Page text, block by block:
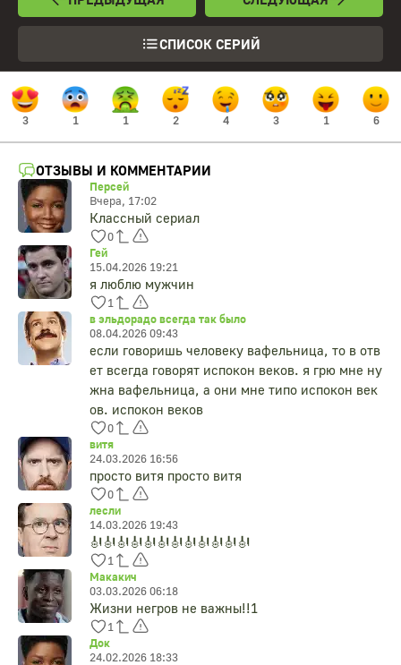
СПИСОК СЕРИЙ
3 1 1 2 4 3 1 6
ОТЗЫВЫ И КОММЕНТАРИИ
Персей
Вчера, 17:02
Классный сериал
0
Гей
15.04.2026 19:21
я люблю мужчин
1
в эльдорадо всегда так было
08.04.2026 09:43
если говоришь человеку вафельница, то в отв
ет всегда говорят испокон веков. я грю мне ну
жна вафельница, а они мне типо испокон век
ов. испокон веков
0
витя
24.03.2026 16:56
просто витя просто витя
0
лесли
14.03.2026 19:43
🎻🎻🎻🎻🎻🎻🎻🎻🎻🎻🎻🎻
1
Макакич
03.03.2026 06:18
Жизни негров не важны!!1
1
Док
24.02.2026 18:33